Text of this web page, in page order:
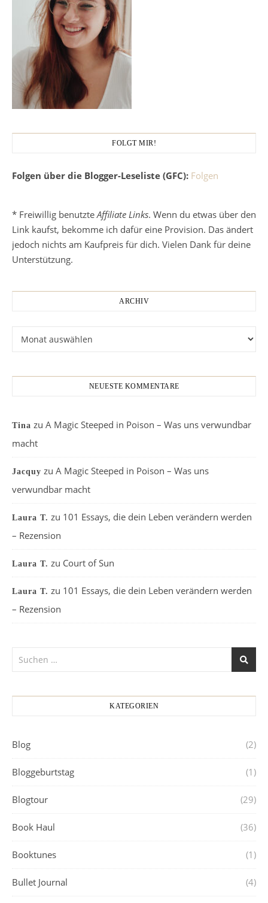
FOLGT MIR!
Folgen über die Blogger-Leseliste (GFC): Folgen
* Freiwillig benutzteAffiliate Links. Wenn du etwas über den
Link kaufst, bekomme ich dafür eine Provision. Das ändert
jedoch nichts am Kaufpreis für dich. Vielen Dank für deine
Unterstützung.
ARCHIV
NEUESTE KOMMENTARE
Tina zu A Magic Steeped in Poison – Was uns verwundbar
macht
Jacquy zu A Magic Steeped in Poison – Was uns
verwundbar macht
Laura T. zu 101 Essays, die dein Leben verändern werden
– Rezension
Laura T. zu Court of Sun
Laura T. zu 101 Essays, die dein Leben verändern werden
– Rezension
KATEGORIEN
Blog (2)
Bloggeburtstag (1)
Blogtour (29)
Book Haul (36)
Booktunes (1)
Bullet Journal (4)